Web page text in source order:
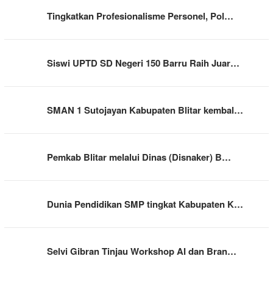
Tingkatkan Profesionalisme Personel, Pol…
Siswi UPTD SD Negeri 150 Barru Raih Juar…
SMAN 1 Sutojayan Kabupaten Blitar kembal…
Pemkab Blitar melalui Dinas (Disnaker) B…
Dunia Pendidikan SMP tingkat Kabupaten K…
Selvi Gibran Tinjau Workshop AI dan Bran…